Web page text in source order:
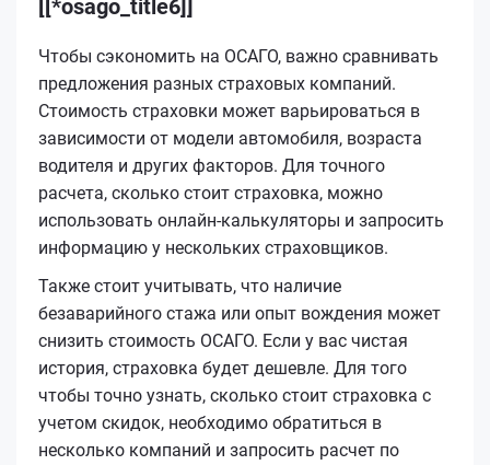
[[*osago_title6]]
Чтобы сэкономить на ОСАГО, важно сравнивать
предложения разных страховых компаний.
Стоимость страховки может варьироваться в
зависимости от модели автомобиля, возраста
водителя и других факторов. Для точного
расчета, сколько стоит страховка, можно
использовать онлайн-калькуляторы и запросить
информацию у нескольких страховщиков.
Также стоит учитывать, что наличие
безаварийного стажа или опыт вождения может
снизить стоимость ОСАГО. Если у вас чистая
история, страховка будет дешевле. Для того
чтобы точно узнать, сколько стоит страховка с
учетом скидок, необходимо обратиться в
несколько компаний и запросить расчет по